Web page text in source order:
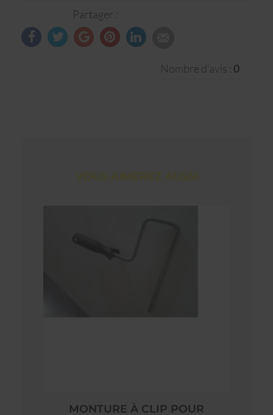
Partager :
Nombre d'avis : 0
VOUS AIMEREZ AUSSI
MONTURE À CLIP POUR